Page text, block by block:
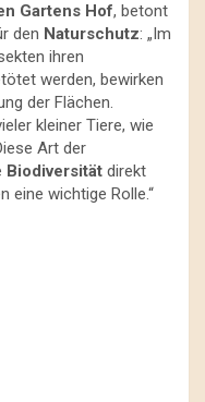
Gartens Hof, betont
den Naturschutz: „Im
ihren
werden, bewirken
der Flächen.
kleiner Tiere, wie
Art der
Biodiversität direkt
eine wichtige Rolle.“